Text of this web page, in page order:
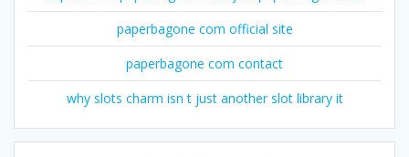
paperbagone com official site
paperbagone com contact
why slots charm isn t just another slot library it